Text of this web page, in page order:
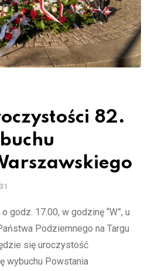
82.
godz. 17.00, w godzinę “W”, u
Podziemnego na Targu
się uroczystość
wybuchu Powstania